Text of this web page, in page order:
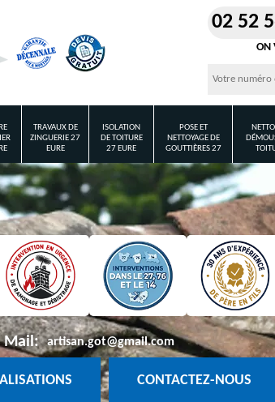
02 52
ON
TRAVAUX DE
ZINGUERIE 27
EURE
ISOLATION
DE TOITURE
27 EURE
POSE ET
NETTOYAGE DE
GOUTTIÈRES 27
Mail: artisan.got@gmail.com
CONTACTEZ-NOUS